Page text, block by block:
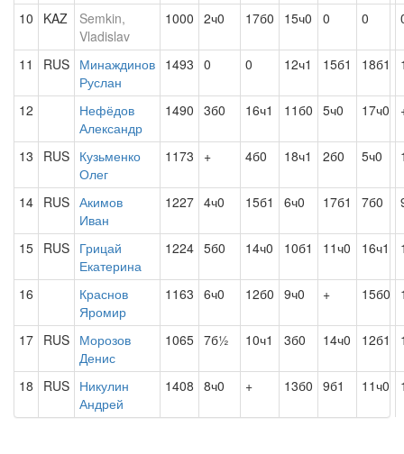
10 KAZ
Semkin,
Vladislav
1000 2ч0 17б0 15ч0 0 0
11 RUS Минаждинов
Руслан
1493 0 0 12ч1 15б1 18б1
12
Нефёдов
Александр
1490 3б0 16ч1 11б0 5ч0 17ч0
13 RUS Кузьменко
Олег
1173 + 4б0 18ч1 2б0 5ч0
14 RUS Акимов
Иван
1227 4ч0 15б1 6ч0 17б1 7б0
15 RUS Грицай
Екатерина
1224 5б0 14ч0 10б1 11ч0 16ч1
16
Краснов
Яромир
1163 6ч0 12б0 9ч0 + 15б0
17 RUS Морозов
Денис
1065 7б½ 10ч1 3б0 14ч0 12б1
18 RUS Никулин
Андрей
1408 8ч0 + 13б0 9б1 11ч0